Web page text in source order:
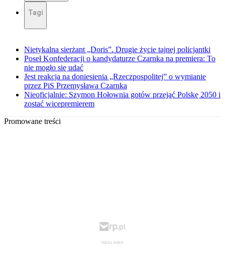
Tagi
Nietykalna sierżant „Doris”. Drugie życie tajnej policjantki
Poseł Konfederacji o kandydaturze Czarnka na premiera: To
nie mogło się udać
Jest reakcja na doniesienia „Rzeczpospolitej” o wymianie
przez PiS Przemysława Czarnka
Nieoficjalnie: Szymon Hołownia gotów przejąć Polskę 2050 i
zostać wicepremierem
Promowane treści